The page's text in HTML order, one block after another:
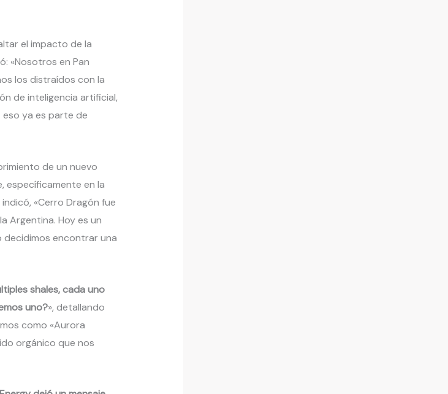
el impacto de la
«Nosotros en Pan
los distraídos con la
de inteligencia artificial,
ya es parte de
de un nuevo
específicamente en la
«Cerro Dragón fue
Argentina. Hoy es un
encontrar una
shales, cada uno
uno?», detallando
como «Aurora
orgánico que nos